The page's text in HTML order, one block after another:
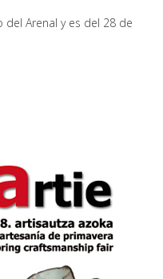
del Arenal y es del 28 de